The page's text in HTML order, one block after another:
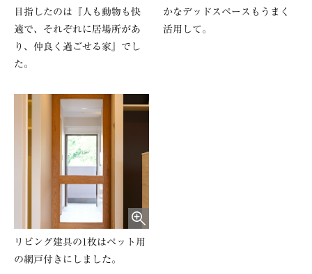
目指したのは『人も動物も快
適で、それぞれに居場所があ
り、仲良く過ごせる家』でし
た。
かなデッドスペースもうまく
活用して。
リビング建具の1枚はペット用
の網戸付きにしました。